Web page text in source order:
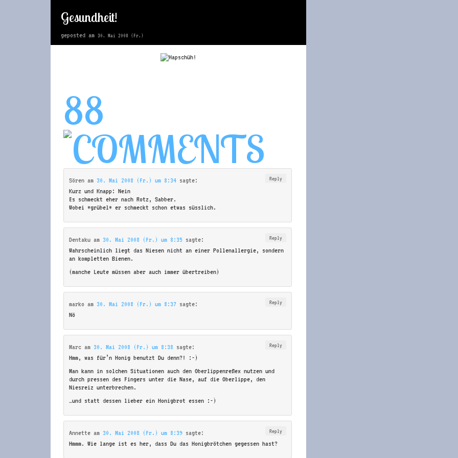
Gesundheit!
geposted am 30. Mai 2008 (Fr.)
88
Sören am 30. Mai 2008 (Fr.) um 8:34 sagte: Reply
Kurz und Knapp: Nein
Es schmeckt eher nach Rotz, Sabber.
Wobei *grübel* er schmeckt schon etwas süsslich.
Dentaku am 30. Mai 2008 (Fr.) um 8:35 sagte: Reply
Wahrscheinlich liegt das Niesen nicht an einer Pollenallergie, sondern
an kompletten Bienen.
(manche Leute müssen aber auch immer übertreiben)
marko am 30. Mai 2008 (Fr.) um 8:37 sagte: Reply
Nö
Marc am 30. Mai 2008 (Fr.) um 8:38 sagte: Reply
Hmm, was für’n Honig benutzt Du denn?! :-)
Man kann in solchen Situationen auch den Oberlippenreflex nutzen und
durch pressen des Fingers unter die Nase, auf die Oberlippe, den
Niesreiz unterbrechen.
…und statt dessen lieber ein Honigbrot essen :-)
Annette am 30. Mai 2008 (Fr.) um 8:39 sagte: Reply
Hmmm. Wie lange ist es her, dass Du das Honigbrötchen gegessen hast?